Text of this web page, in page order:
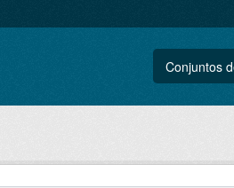
Conjuntos